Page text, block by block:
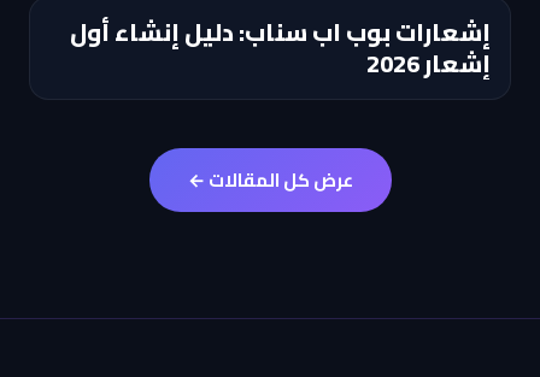
إشعارات بوب اب سناب: دليل إنشاء أول
إشعار 2026
عرض كل المقالات ←